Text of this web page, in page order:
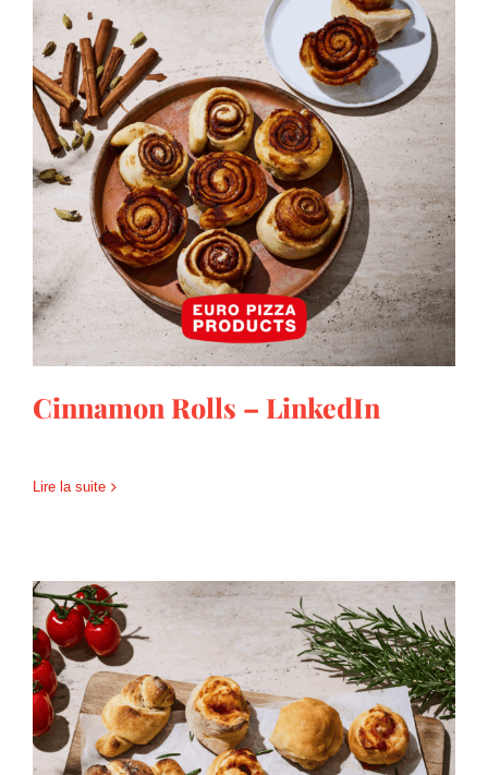
Cinnamon Rolls – LinkedIn
Cinnamon Rolls – LinkedIn
Lire la suite